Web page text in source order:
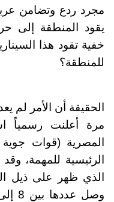
مجرد ردع وتضامن
يقود المنطقة إلى
خفية تقود هذا
للمنطقة؟
الحقيقة أن الأمر لم
مرة أعلنت رسمياً
المصرية (قوات جوية
الذي ظهر على ذيل